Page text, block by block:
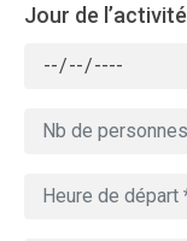
Jour de l’activité